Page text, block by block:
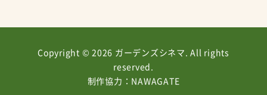
Copyright © 2026 ガーデンズシネマ. All rights
reserved.
制作協力： NAWAGATE